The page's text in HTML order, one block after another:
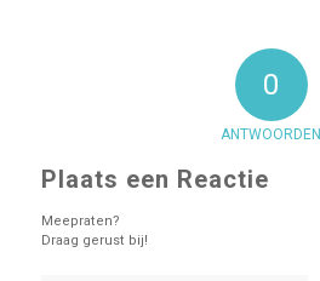
0
ANTWOORDEN
Plaats een Reactie
Meepraten?
Draag gerust bij!